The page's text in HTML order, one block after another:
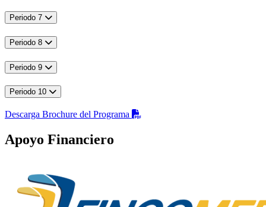
Periodo 7
Periodo 8
Periodo 9
Periodo 10
Descarga Brochure del Programa
Apoyo Financiero